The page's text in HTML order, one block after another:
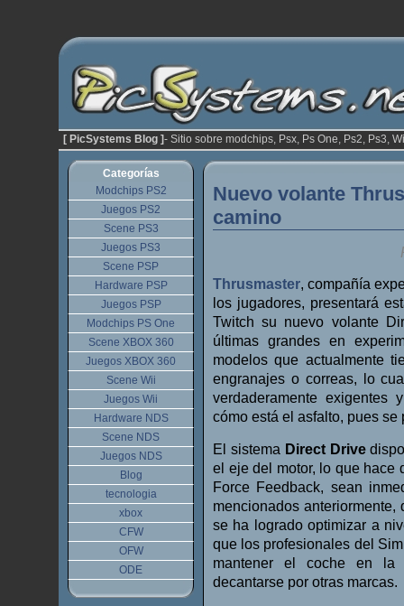
[ PicSystems Blog ]- Sitio sobre modchips, Psx, Ps One, Ps2, Ps3,
Nuevo volante
camino
Thrusmaster, compañía
los jugadores, presentará
Twitch su nuevo volante
últimas grandes en
modelos que actualmente
engranajes o correas, lo
verdaderamente
cómo está el asfalto, pues
El sistema Direct Drive
el eje del motor, lo que hace
Force Feedback, sean
mencionados anteriormente,
se ha logrado optimizar a
que los profesionales del
mantener el coche en la
decantarse por otras marcas.
Categorías
Modchips PS2
Juegos PS2
Scene PS3
Juegos PS3
Scene PSP
Hardware PSP
Juegos PSP
Modchips PS One
Scene XBOX 360
Juegos XBOX 360
Scene Wii
Juegos Wii
Hardware NDS
Scene NDS
Juegos NDS
Blog
tecnologia
xbox
CFW
OFW
ODE